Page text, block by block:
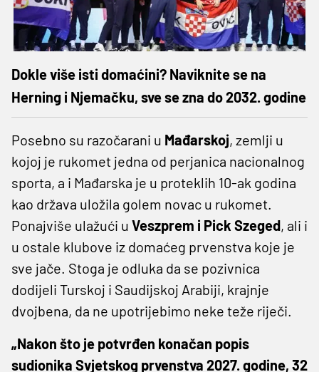
Dokle više isti domaćini? Naviknite se na
Herning i Njemačku, sve se zna do 2032. godine
Posebno su razočarani u Mađarskoj, zemlji u
kojoj je rukomet jedna od perjanica nacionalnog
sporta, a i Mađarska je u proteklih 10-ak godina
kao država uložila golem novac u rukomet.
Ponajviše ulažući u Veszprem i Pick Szeged, ali i
u ostale klubove iz domaćeg prvenstva koje je
sve jače. Stoga je odluka da se pozivnica
dodijeli Turskoj i Saudijskoj Arabiji, krajnje
dvojbena, da ne upotrijebimo neke teže riječi.
„Nakon što je potvrđen konačan popis
sudionika Svjetskog prvenstva 2027. godine, 32